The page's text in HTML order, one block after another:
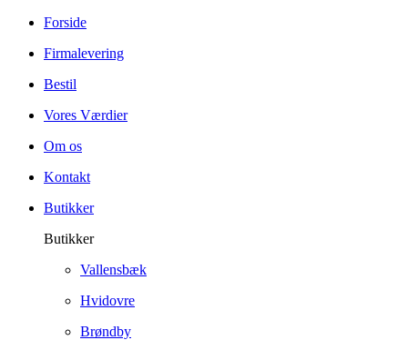
Forside
Firmalevering
Bestil
Vores Værdier
Om os
Kontakt
Butikker
Butikker
Vallensbæk
Hvidovre
Brøndby